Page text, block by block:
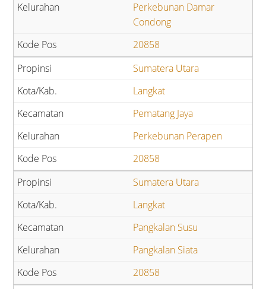
Perkebunan Damar
Condong
20858
Sumatera Utara
Langkat
Pematang Jaya
Perkebunan Perapen
20858
Sumatera Utara
Langkat
Pangkalan Susu
Pangkalan Siata
20858